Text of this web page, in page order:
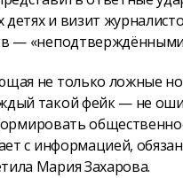
и визит
—
не только ложные
такой фейк — не
с информацией,
Мария Захарова.